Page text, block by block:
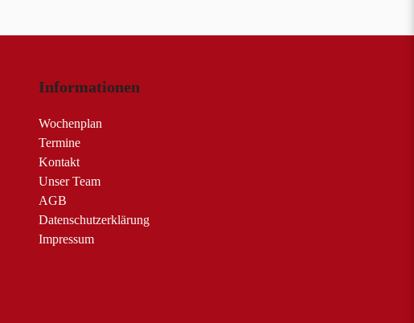
Informationen
Wochenplan
Termine
Kontakt
Unser Team
AGB
Datenschutzerklärung
Impressum